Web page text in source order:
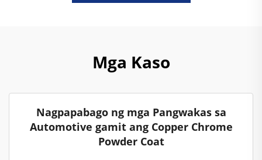
Mga Kaso
Nagpapabago ng mga Pangwakas sa
Automotive gamit ang Copper Chrome
Powder Coat